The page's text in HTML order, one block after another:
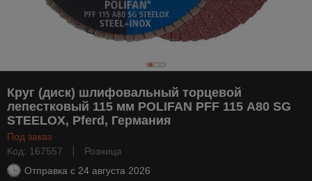
Круг (диск) шлифовальный торцевой
лепестковый 115 мм POLIFAN PFF 115 А80 SG
STEELOX, Pferd, Германия
Под заказ
Код: 167557
Розница
Отправка с 24 августа 2026